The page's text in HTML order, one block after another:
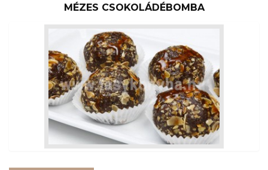
MÉZES CSOKOLÁDÉBOMBA